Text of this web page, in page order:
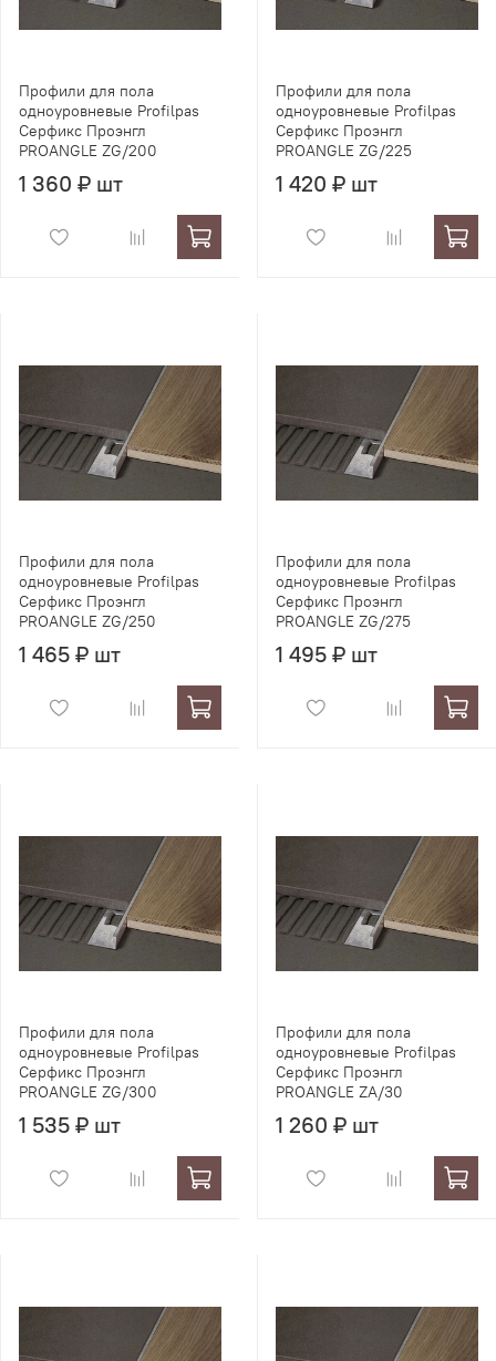
Профили для пола
одноуровневые Profilpas
Серфикс Проэнгл
PROANGLE ZG/200
1 360 ₽ шт
Профили для пола
одноуровневые Profilpas
Серфикс Проэнгл
PROANGLE ZG/225
1 420 ₽ шт
Профили для пола
одноуровневые Profilpas
Серфикс Проэнгл
PROANGLE ZG/250
1 465 ₽ шт
Профили для пола
одноуровневые Profilpas
Серфикс Проэнгл
PROANGLE ZG/275
1 495 ₽ шт
Профили для пола
одноуровневые Profilpas
Серфикс Проэнгл
PROANGLE ZG/300
1 535 ₽ шт
Профили для пола
одноуровневые Profilpas
Серфикс Проэнгл
PROANGLE ZA/30
1 260 ₽ шт